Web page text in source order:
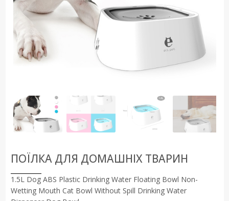
ПОЇЛКА ДЛЯ ДОМАШНІХ ТВАРИН
1.5L Dog ABS Plastic Drinking Water Floating Bowl Non-
Wetting Mouth Cat Bowl Without Spill Drinking Water